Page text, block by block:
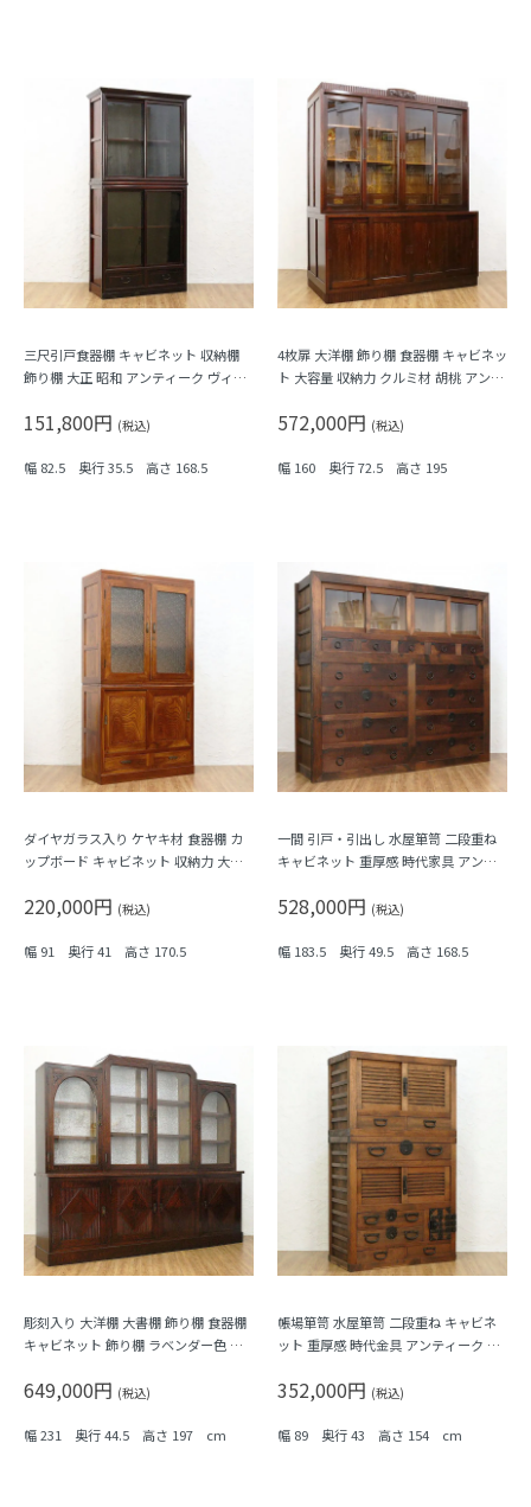
三尺引戸食器棚 キャビネット 収納棚
飾り棚 大正 昭和 アンティーク ヴィン
ル
151,800円 (税込)
幅 82.5 奥行 35.5 高さ 168.5
4枚扉 大洋棚 飾り棚 食器棚 キャビネッ
ト 大容量 収納力 クルミ材 胡桃 アンテ
572,000円 (税込)
幅 160 奥行 72.5 高さ 195
ダイヤガラス入り ケヤキ材 食器棚 カ
ップボード キャビネット 収納力 大容
木の温もり
220,000円 (税込)
幅 91 奥行 41 高さ 170.5
一間 引戸・引出し 水屋箪笥 二段重ね
キャビネット 重厚感 時代家具 アンテ
528,000円 (税込)
幅 183.5 奥行 49.5 高さ 168.5
彫刻入り 大洋棚 大書棚 飾り棚 食器棚
キャビネット 飾り棚 ラベンダー色 ア
洋館家具 日本製
649,000円 (税込)
幅 231 奥行 44.5 高さ 197 cm
帳場箪笥 水屋箪笥 二段重ね キャビネ
ット 重厚感 時代金具 アンティーク 骨
352,000円 (税込)
幅 89 奥行 43 高さ 154 cm